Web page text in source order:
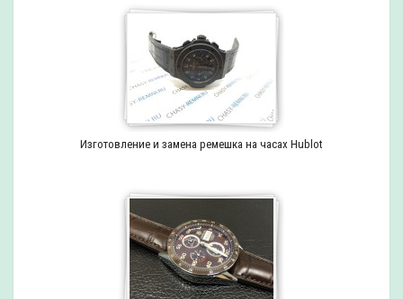
Изготовление и замена ремешка на часах Hublot